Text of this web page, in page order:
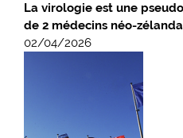
La virologie est une
de 2 médecins néo-
02/04/2026